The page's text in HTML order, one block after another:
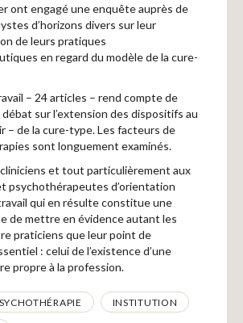
ont engagé une enquête auprès de
d’horizons divers sur leur
de leurs pratiques
en regard du modèle de la cure-
– 24 articles – rend compte de
débat sur l’extension des dispositifs au
– de la cure-type. Les facteurs de
sont longuement examinés.
et tout particulièrement aux
psychothérapeutes d’orientation
qui en résulte constitue une
de mettre en évidence autant les
praticiens que leur point de
: celui de l’existence d’une
propre à la profession.
INSTITUTION